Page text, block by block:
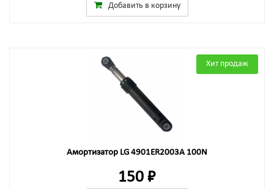
Добавить в корзину
Хит продаж
Амортизатор LG 4901ER2003A 100N
150 ₽